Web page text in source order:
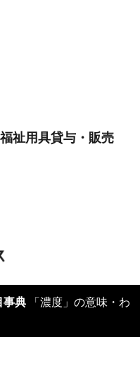
祉用具貸与・販売
事典